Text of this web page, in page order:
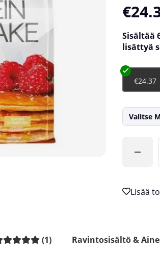
Sisältää
lisättyä
€24.37
Valitse
(1) Ravintosisältö &